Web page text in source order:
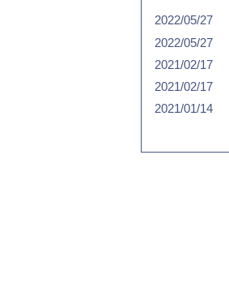
2022/05/27
2022/05/27
2021/02/17
2021/02/17
2021/01/14